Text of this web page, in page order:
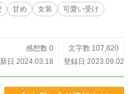
っていますが、BLではないものに
ます。 ➡︎ 作品や章タイト
は、個人サイトでリクエストして
ただいています。 ➡︎ 作品や章タイト
のは、R指定（暴力・性表現など）
甘め 女装
可愛い受け
感想数 0
文字数 107,820
日 2024.03.18
登録日 2023.09.02